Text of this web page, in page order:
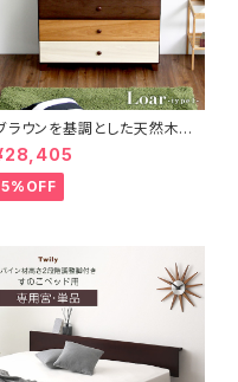
ラウンを基調とした天然木ロ
ェスト 4段 幅90cm Loar
リーズ 日本製・完成品｜Loar
ア- type1 SH-08-LR90
5%OFF